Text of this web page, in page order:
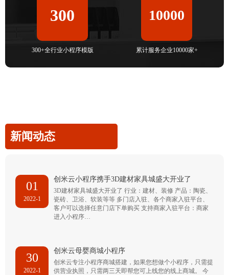
300
300+全行业小程序模版
10000
累计服务企业10000家+
新闻动态
01
2022-1
创米云小程序携手3D建材家具城盛大开业了
3D建材家具城盛大开业了 行业：建材、装修 产品：陶瓷、
瓷砖、卫浴、软装等等 多门店入驻、各个商家入驻平台、
客户可以选择任意门店下单购买 支持商家入驻平台：商家
进入小程序…
30
2022-1
创米云母婴商城小程序
创米云专注小程序商城搭建，如果您想做个小程序，只需提
供营业执照，只需两三天即帮您可上线您的线上商城。 今